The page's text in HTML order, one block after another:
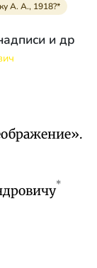
А. А., 1918?*
и др
*